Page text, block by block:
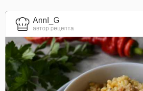
AnnI_G
автор рецепта